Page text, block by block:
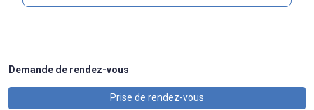
Demande de rendez-vous
Prise de rendez-vous